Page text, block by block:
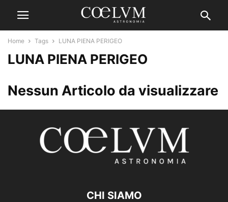
Home Tags LUNA PIENA PERIGEO
LUNA PIENA PERIGEO
Nessun Articolo da visualizzare
CHI SIAMO